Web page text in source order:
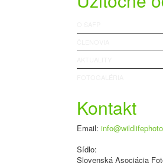
Kontakt
Email:
Sídlo:
Slovenská Asociácia